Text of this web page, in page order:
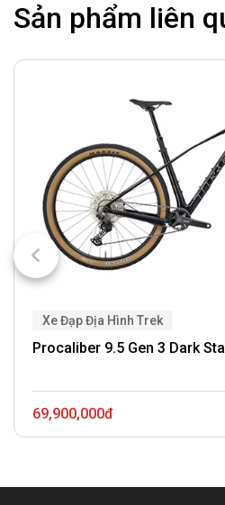
Sản phẩm liên
Xe Đạp Địa Hình Trek
Procaliber 9.5 Gen 3 Dark
69,900,000đ